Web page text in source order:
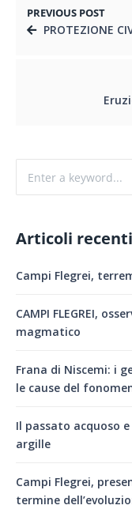
PREVIOUS POST
PROTEZIONE CIVILE:
Articoli recenti
Campi Flegrei,
CAMPI FLEGREI,
magmatico
Frana di Niscemi: i
le cause del
Il passato acquoso
argille
Campi Flegrei,
termine